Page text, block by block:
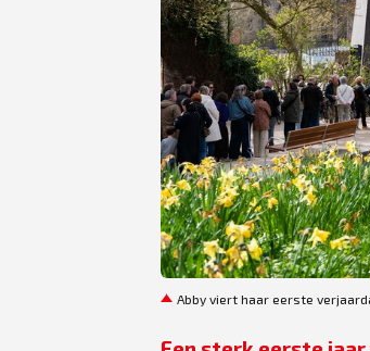
JPG
Abby viert haar eerste